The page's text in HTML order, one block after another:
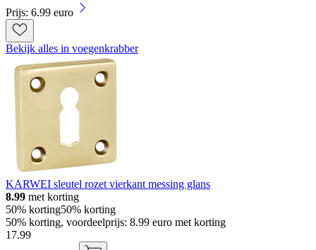
Prijs: 6.99 euro
Bekijk alles in voegenkrabber
KARWEI sleutel rozet vierkant messing glans
8.99 met korting
50% korting50% korting
50% korting, voordeelprijs: 8.99 euro met korting
17.99